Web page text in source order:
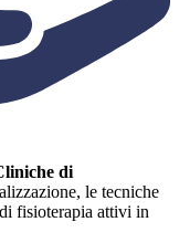
di
le tecniche
fisioterapia attivi in